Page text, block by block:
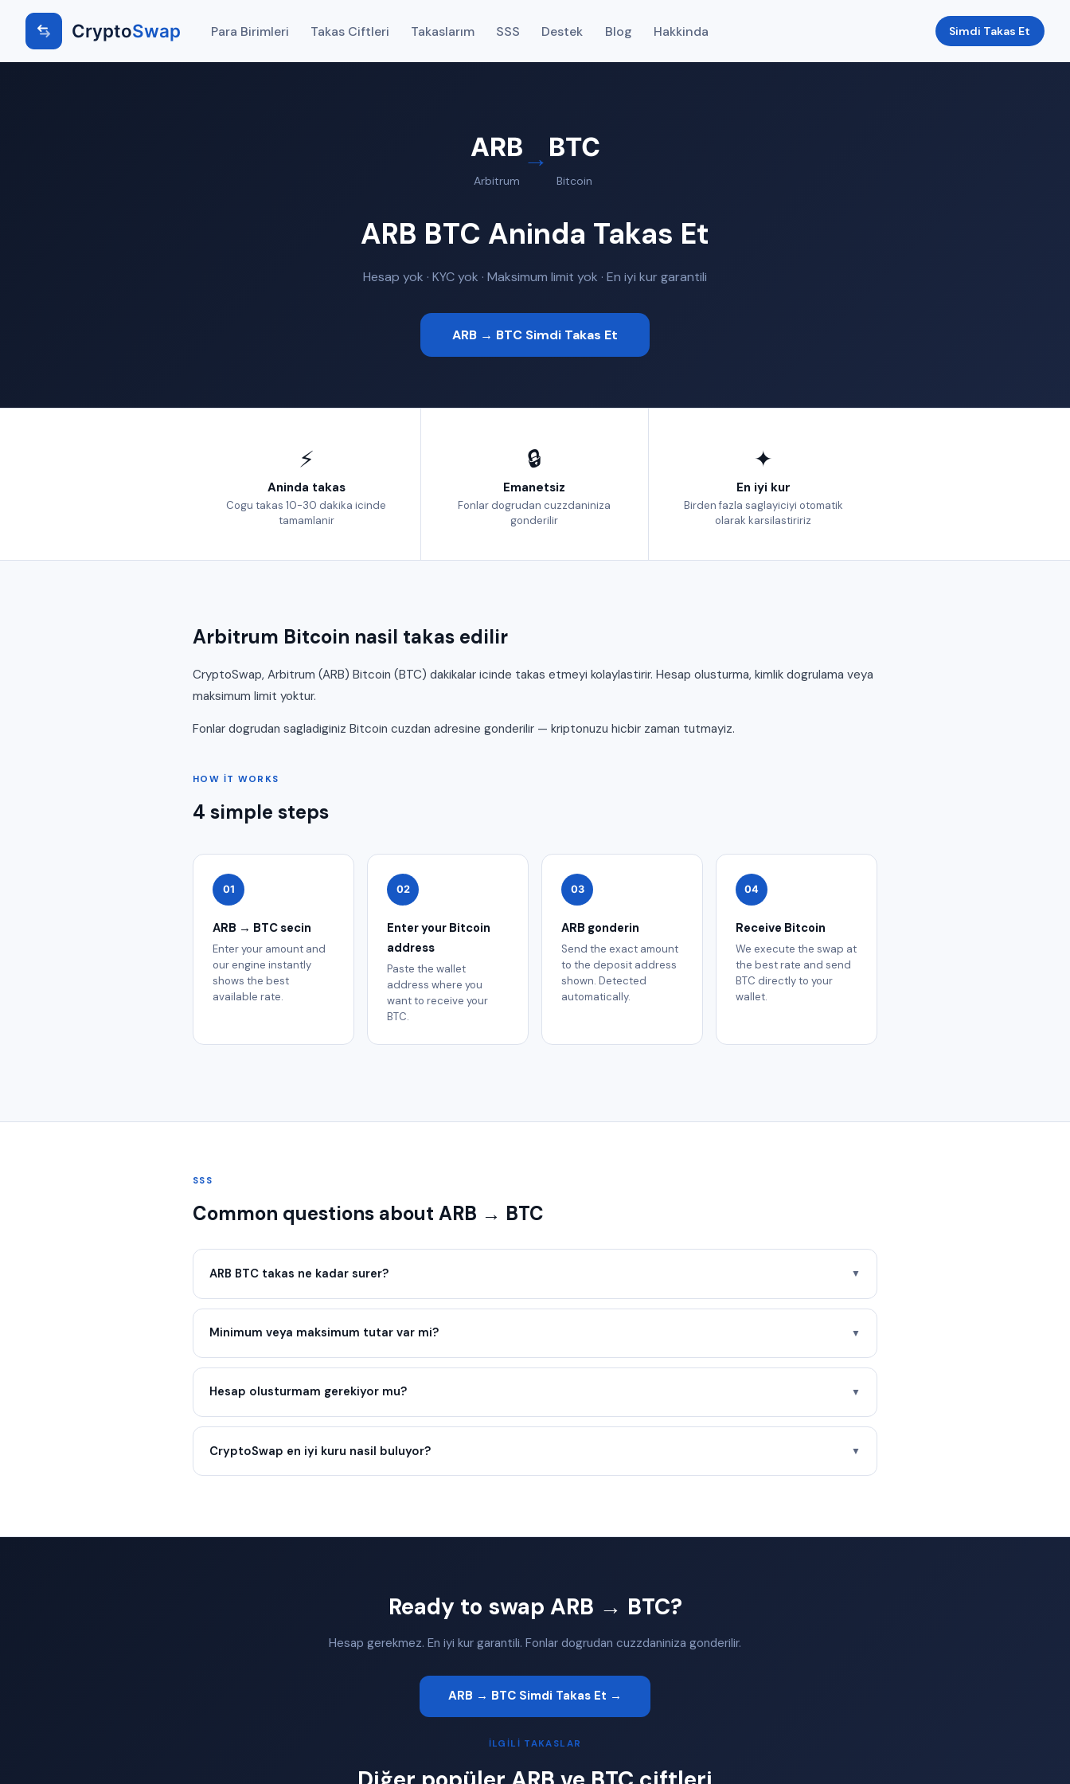
CryptoSwap Para Birimleri Takas Ciftleri Takaslarım SSS Destek Blog Hakkinda Simdi Takas Et
ARB
Arbitrum
→ BTC
Bitcoin
ARB BTC Aninda Takas Et
Hesap yok · KYC yok · Maksimum limit yok · En iyi kur garantili
ARB → BTC Simdi Takas Et
⚡
Aninda takas
Cogu takas 10-30 dakika icinde
tamamlanir
🔒
Emanetsiz
Fonlar dogrudan cuzzdaniniza
gonderilir
✦
En iyi kur
Birden fazla saglayiciyi otomatik
olarak karsilastiririz
Arbitrum Bitcoin nasil takas edilir
CryptoSwap, Arbitrum (ARB) Bitcoin (BTC) dakikalar icinde takas etmeyi kolaylastirir. Hesap olusturma, kimlik dogrulama veya
maksimum limit yoktur.
Fonlar dogrudan sagladiginiz Bitcoin cuzdan adresine gonderilir — kriptonuzu hicbir zaman tutmayiz.
HOW IT WORKS
4 simple steps
01
ARB → BTC secin
Enter your amount and
our engine instantly
shows the best
available rate.
02
Enter your Bitcoin
address
Paste the wallet
address where you
want to receive your
BTC.
03
ARB gonderin
Send the exact amount
to the deposit address
shown. Detected
automatically.
04
Receive Bitcoin
We execute the swap at
the best rate and send
BTC directly to your
wallet.
SSS
Common questions about ARB → BTC
ARB BTC takas ne kadar surer? ▼
Minimum veya maksimum tutar var mi? ▼
Hesap olusturmam gerekiyor mu? ▼
CryptoSwap en iyi kuru nasil buluyor? ▼
Ready to swap ARB → BTC?
Hesap gerekmez. En iyi kur garantili. Fonlar dogrudan cuzzdaniniza gonderilir.
ARB → BTC Simdi Takas Et →
İLGILI TAKASLAR